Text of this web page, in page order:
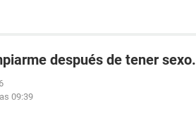
después de tener sexo.
09:39